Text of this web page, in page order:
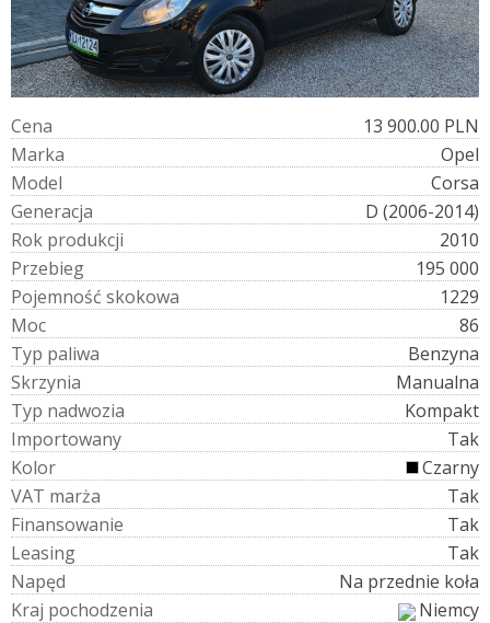
Cena
13 900.00 PLN
Marka
Opel
Model
Corsa
Generacja
D (2006-2014)
Rok produkcji
2010
Przebieg
195 000
Pojemność skokowa
1229
Moc
86
Typ paliwa
Benzyna
Skrzynia
Manualna
Typ nadwozia
Kompakt
Importowany
Tak
Kolor
Czarny
VAT marża
Tak
Finansowanie
Tak
Leasing
Tak
Napęd
Na przednie koła
Kraj pochodzenia
Niemcy